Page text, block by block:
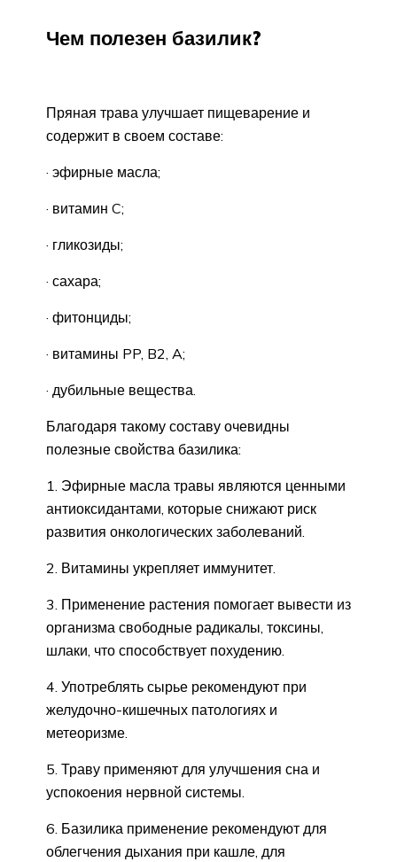
Чем полезен базилик?
Пряная трава улучшает пищеварение и
содержит в своем составе:
· эфирные масла;
· витамин C;
· гликозиды;
· сахара;
· фитонциды;
· витамины PP, B2, A;
· дубильные вещества.
Благодаря такому составу очевидны
полезные свойства базилика:
1. Эфирные масла травы являются ценными
антиоксидантами, которые снижают риск
развития онкологических заболеваний.
2. Витамины укрепляет иммунитет.
3. Применение растения помогает вывести из
организма свободные радикалы, токсины,
шлаки, что способствует похудению.
4. Употреблять сырье рекомендуют при
желудочно-кишечных патологиях и
метеоризме.
5. Траву применяют для улучшения сна и
успокоения нервной системы.
6. Базилика применение рекомендуют для
облегчения дыхания при кашле, для